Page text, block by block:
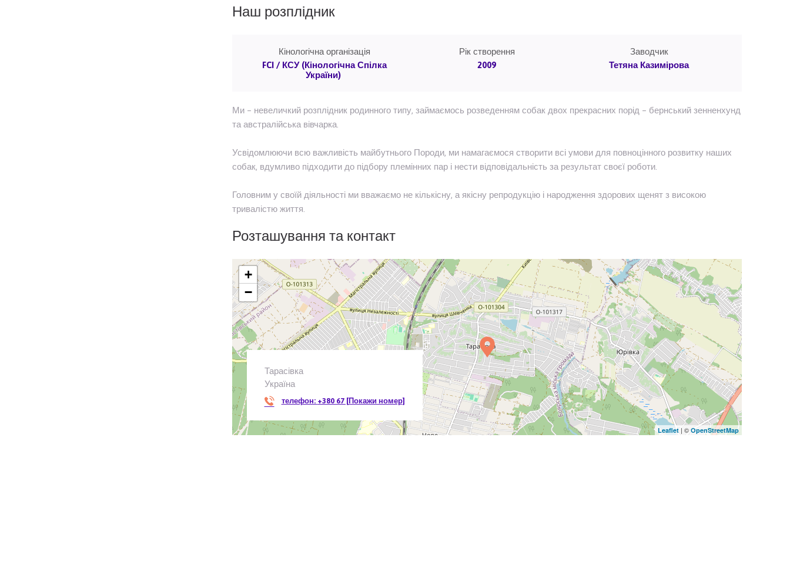
Наш розплідник
Кінологічна організація
FCI / КСУ (Кінологічна Спілка
України)
Рік створення
2009
Заводчик
Тетяна Казимірова
Ми – невеличкий розплідник родинного типу, займаємось розведенням собак двох прекрасних порід – бернський зенненхунд
та австралійська вівчарка.
Усвідомлюючи всю важливість майбутнього Породи, ми намагаємося створити всі умови для повноцінного розвитку наших
собак, вдумливо підходити до підбору племінних пар і нести відповідальність за результат своєї роботи.
Головним у своїй діяльності ми вважаємо не кількісну, а якісну репродукцію і народження здорових щенят з високою
тривалістю життя.
Розташування та контакт
Тарасівка
Україна
телефон: +380 67 [Покажи номер]
+
−
Leaflet | ©OpenStreetMap